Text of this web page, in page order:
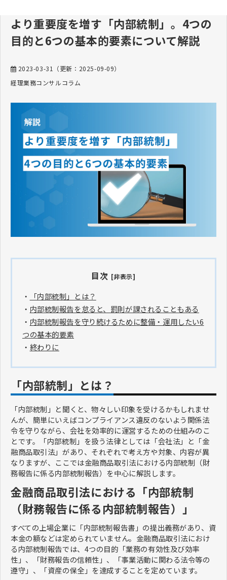
より重要度を増す「内部統制」。4つの
目的と6つの基本的要素について解説
2023-03-31 （更新： 2025-09-09）
経理業務コンサルコラム
目次 [非表示]
・
「内部統制」とは？
・ 内部統制報告を怠ると、罰則が課されることもある
・ 内部統制報告を守り続けるために整備・運用したい6
つの基本的要素
・ 終わりに
「内部統制」とは？
「内部統制」と聞くと、物々しい印象を受けるかもしれませ
んが、簡単にいえばコンプライアンス違反のないよう関係法
令を守りながら、会社を効率的に運営するための仕組みのこ
とです。「内部統制」を扱う法律としては「会社法」と「金
融商品取引法」があり、それぞれで考え方や対象、内容が異
なりますが、ここでは金融商品取引法における内部統制（財
務報告に係る内部統制報告）を中心に解説します。
金融商品取引法における「内部統制
（財務報告に係る内部統制報告）」
すべての上場企業に「内部統制報告書」の提出義務があり、資
本金の額などは定められていません。金融商品取引法におけ
る内部統制報告では、4つの目的「業務の有効性及び効率
性」、「財務報告の信頼性」、「事業活動に関わる法令等の
遵守」、「資産の保全」を達成することを定めています。